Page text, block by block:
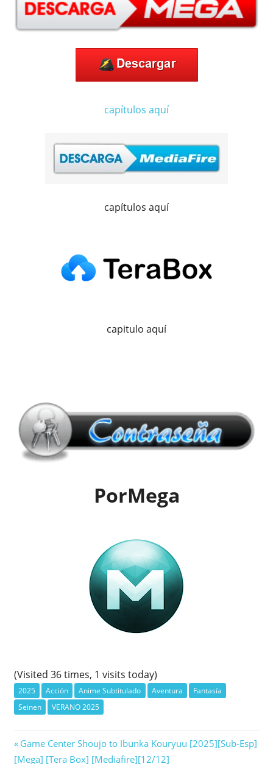
capítulos aquí
capítulos aquí
capitulo aquí
PorMega
(Visited 36 times, 1 visits today)
2025 Acción Anime Subtitulado Aventura
Fantasía
Seinen
VERANO 2025
Navegación
Previous
Post:
Game Center Shoujo to Ibunka Kouryuu [2025][Sub-Esp]
[Mega] [Tera Box] [Mediafire][12/12]